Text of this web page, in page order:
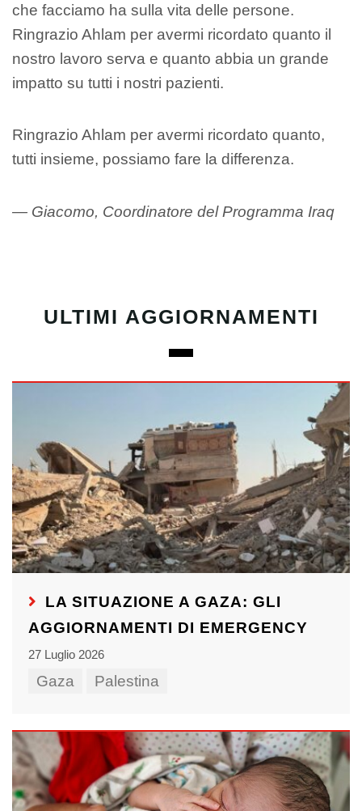
che facciamo ha sulla vita delle persone.
Ringrazio Ahlam per avermi ricordato quanto il
nostro lavoro serva e quanto abbia un grande
impatto su tutti i nostri pazienti.
Ringrazio Ahlam per avermi ricordato quanto,
tutti insieme, possiamo fare la differenza.
— Giacomo, Coordinatore del Programma Iraq
ULTIMI AGGIORNAMENTI
LA SITUAZIONE A GAZA: GLI
AGGIORNAMENTI DI EMERGENCY
27 Luglio 2026
Gaza Palestina